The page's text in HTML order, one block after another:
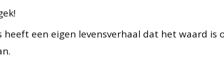
heeft een eigen levensverhaal dat het waard is